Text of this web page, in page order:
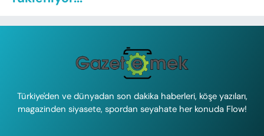
Türkiye'den ve dünyadan son dakika haberleri, köşe yazıları,
magazinden siyasete, spordan seyahate her konuda Flow!